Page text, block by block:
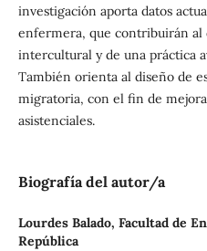
investigación aporta datos
enfermera, que contribuirán al
intercultural y de una práctica
También orienta al diseño de
migratoria, con el fin de
asistenciales.
Biografía del autor/a
Lourdes Balado, Facultad de
República